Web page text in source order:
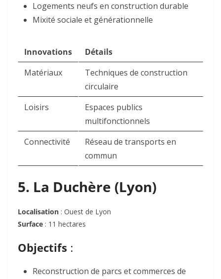
Logements neufs en construction durable
Mixité sociale et générationnelle
Innovations
Détails
Matériaux
Techniques de construction
circulaire
Loisirs
Espaces publics
multifonctionnels
Connectivité
Réseau de transports en
commun
5. La Duchère (Lyon)
Localisation : Ouest de Lyon
Surface : 11 hectares
Objectifs :
Reconstruction de parcs et commerces de